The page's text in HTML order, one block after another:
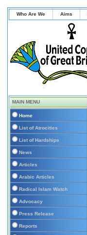
Who Are We Aims
MAIN MENU
Home
List of Atrocities
List of Hardships
News
Articles
Arabic Articles
Radical Islam Watch
Advocacy
Press Release
Reports